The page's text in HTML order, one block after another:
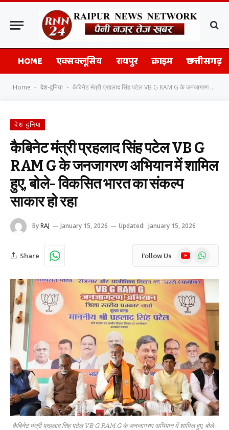
HOME एक्सक्लूसिव रायपुर क्राइम छत्तीसगढ़
Home - देश-दुनिया - कैबिनेट मंत्री प्रहलाद सिंह पटेल VB G RAM G के जनजागरण अभियान में शामिल हुए, बोले- विकसित भारत का संकल्प साकार हो रहा
देश-दुनिया
कैबिनेट मंत्री प्रहलाद सिंह पटेल VB G
RAM G के जनजागरण अभियान में शामिल
हुए, बोले- विकसित भारत का संकल्प
साकार हो रहा
ByRAJ January 15, 2026 Updated: January 15, 2026
Share Follow Us YouTubeWhatsApp
कैबिनेट मंत्री प्रहलाद सिंह पटेल VB G RAM G के जनजागरण अभियान में शामिल हुए, बोले-